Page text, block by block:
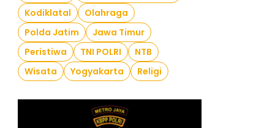
Kodiklatal
Olahraga
Polda Jatim
Jawa Timur
Peristiwa
TNI POLRI
NTB
Wisata
Yogyakarta Religi